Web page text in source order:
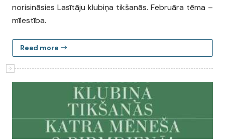
norisināsies Lasītāju klubiņa tikšanās. Februāra tēma –
mīlestība.
Read more